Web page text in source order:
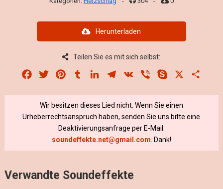
Herunterladen
Teilen Sie es mit sich selbst:
Facebook
Twitter PinterestTumblrLinkedInTelegram
VK Viber Skype
Wir besitzen dieses Lied nicht. Wenn Sie einen
Urheberrechtsanspruch haben, senden Sie uns bitte eine
Deaktivierungsanfrage per E-Mail:
soundeffekte.net@gmail.com . Dank!
Verwandte Soundeffekte